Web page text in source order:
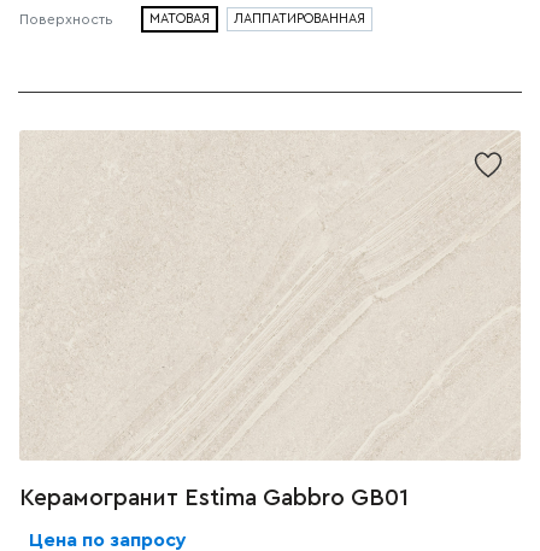
Поверхность МАТОВАЯ ЛАППАТИРОВАННАЯ
Керамогранит Estima Gabbro GB01
Цена по запросу